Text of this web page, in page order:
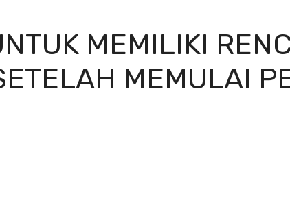
MEMILIKI
MEMULAI